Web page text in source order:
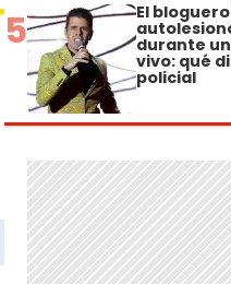
5 El
durante
vivo: qué
policial